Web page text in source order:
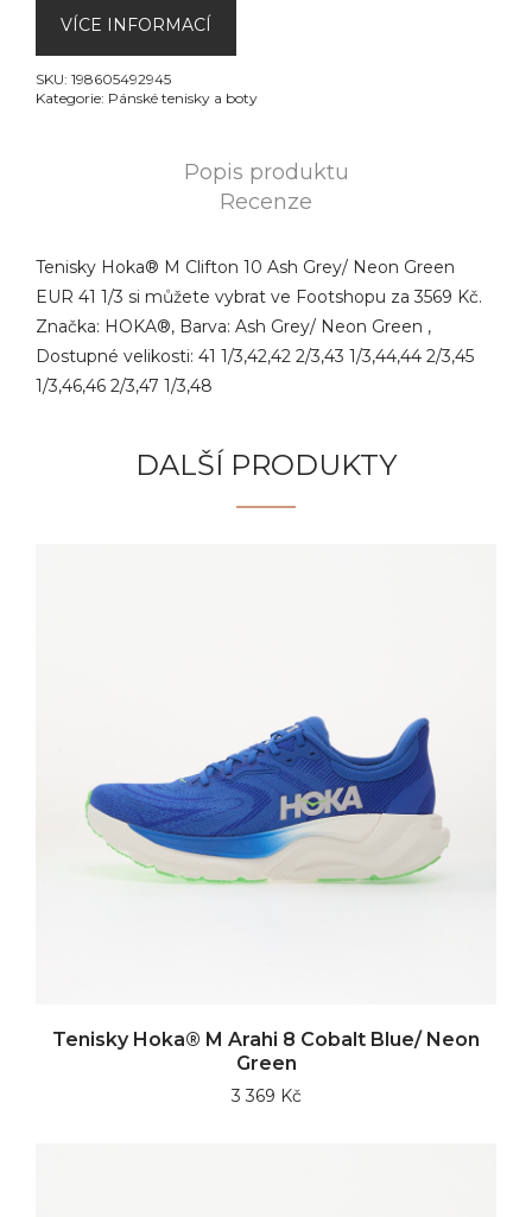
VÍCE INFORMACÍ
SKU: 198605492945
Kategorie: Pánské tenisky a boty
Popis produktu
Recenze
Tenisky Hoka® M Clifton 10 Ash Grey/ Neon Green
EUR 41 1/3 si můžete vybrat ve Footshopu za 3569 Kč.
Značka: HOKA®, Barva: Ash Grey/ Neon Green ,
Dostupné velikosti: 41 1/3,42,42 2/3,43 1/3,44,44 2/3,45
1/3,46,46 2/3,47 1/3,48
DALŠÍ PRODUKTY
Tenisky Hoka® M Arahi 8 Cobalt Blue/ Neon
Green
3 369 Kč